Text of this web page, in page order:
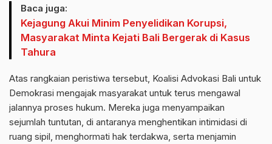
Baca juga:
Kejagung Akui Minim Penyelidikan Korupsi,
Masyarakat Minta Kejati Bali Bergerak di Kasus
Tahura
Atas rangkaian peristiwa tersebut, Koalisi Advokasi Bali untuk
Demokrasi mengajak masyarakat untuk terus mengawal
jalannya proses hukum. Mereka juga menyampaikan
sejumlah tuntutan, di antaranya menghentikan intimidasi di
ruang sipil, menghormati hak terdakwa, serta menjamin